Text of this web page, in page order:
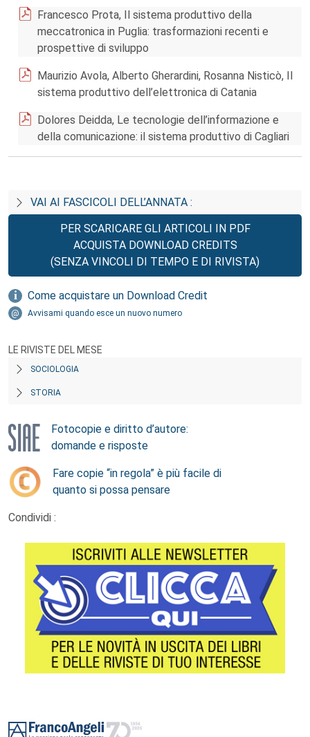
Francesco Prota, Il sistema produttivo della
meccatronica in Puglia: trasformazioni recenti e
prospettive di sviluppo
Maurizio Avola, Alberto Gherardini, Rosanna Nisticò, Il
sistema produttivo dell’elettronica di Catania
Dolores Deidda, Le tecnologie dell’informazione e
della comunicazione: il sistema produttivo di Cagliari
VAI AI FASCICOLI DELL’ANNATA :
PER SCARICARE GLI ARTICOLI IN PDF
ACQUISTA DOWNLOAD CREDITS
(SENZA VINCOLI DI TEMPO E DI RIVISTA)
Come acquistare un Download Credit
Avvisami quando esce un nuovo numero
LE RIVISTE DEL MESE
SOCIOLOGIA
STORIA
Fotocopie e diritto d’autore:
domande e risposte
Fare copie “in regola” è più facile di
quanto si possa pensare
Condividi :